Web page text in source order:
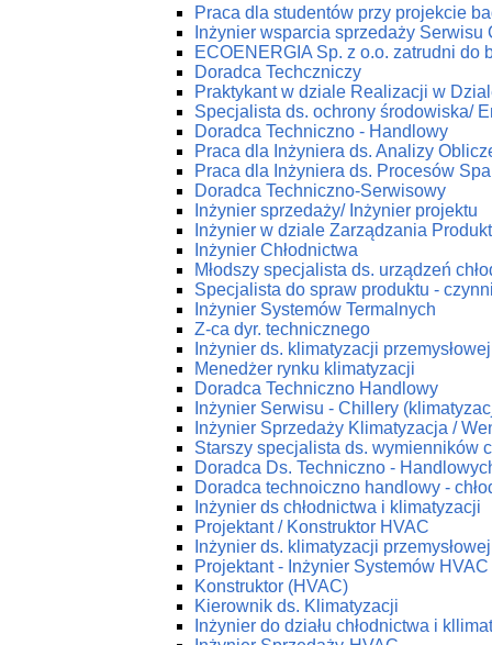
Praca dla studentów przy projekcie
Inżynier wsparcia sprzedaży Serwisu
ECOENERGIA Sp. z o.o. zatrudni do
Doradca Techczniczy
Praktykant w dziale Realizacji w
Specjalista ds. ochrony środowiska/
Doradca Techniczno - Handlowy
Praca dla Inżyniera ds. Analizy
Praca dla Inżyniera ds. Procesów
Doradca Techniczno-Serwisowy
Inżynier sprzedaży/ Inżynier projektu
Inżynier w dziale Zarządzania
Inżynier Chłodnictwa
Młodszy specjalista ds. urządzeń
Specjalista do spraw produktu -
Inżynier Systemów Termalnych
Z-ca dyr. technicznego
Inżynier ds. klimatyzacji przemysłowej
Menedżer rynku klimatyzacji
Doradca Techniczno Handlowy
Inżynier Serwisu - Chillery
Inżynier Sprzedaży Klimatyzacja /
Starszy specjalista ds. wymienników
Doradca Ds. Techniczno -
Doradca technoiczno handlowy -
Inżynier ds chłodnictwa i klimatyzacji
Projektant / Konstruktor HVAC
Inżynier ds. klimatyzacji przemysłowej
Projektant - Inżynier Systemów HVAC
Konstruktor (HVAC)
Kierownik ds. Klimatyzacji
Inżynier do działu chłodnictwa i